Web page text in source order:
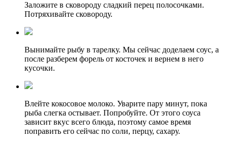
Заложите в сковороду сладкий перец полосочками.
Потряхивайте сковороду.
Вынимайте рыбу в тарелку. Мы сейчас доделаем соус, а
после разберем форель от косточек и вернем в него
кусочки.
Влейте кокосовое молоко. Уварите пару минут, пока
рыба слегка остывает. Попробуйте. От этого соуса
зависит вкус всего блюда, поэтому самое время
поправить его сейчас по соли, перцу, сахару.